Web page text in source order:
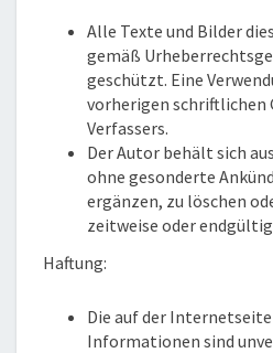
Alle Texte und Bilder
gemäß
geschützt. Eine
vorherigen schriftlichen
Verfassers.
Der Autor behält sich
ohne gesonderte
ergänzen, zu löschen
zeitweise oder
Haftung:
Die auf der
Informationen sind